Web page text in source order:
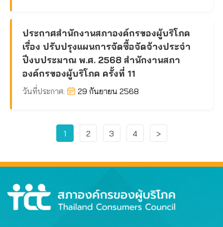
ประกาศสำนักงานสภาองค์กรของผู้บริโภค
เรื่อง ปรับปรุงแผนการจัดซื้อจัดจ้างประจำ
ปีงบประมาณ พ.ศ. 2568 สำนักงานสภา
องค์กรของผู้บริโภค ครั้งที่ 11
วันที่ประกาศ: 29 กันยายน 2568
1 2 3 4 >